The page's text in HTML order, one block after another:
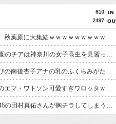
610
2497
【朗報】オタク、秋葉原に大集結ｗｗｗｗｗｗｗｗｗｗｗｗｗｗｗｗｗｗｗ
【gifあり】甲子園のチアは神奈川の女子高生を見習ってほしいよね
【画像】ひるおびの南後杏子アナの乳のふくらみがたまらない
【画像】全盛期のエマ・ワトソン可愛すぎワロッタｗｗｗｗｗｗｗｗｗ
【画像】乃木坂46の田村真佑さんが胸チラしてしまう ※動画あり